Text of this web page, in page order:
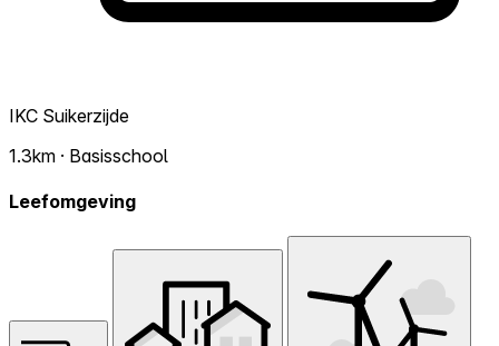
IKC Suikerzijde
1.3km · Basisschool
Leefomgeving